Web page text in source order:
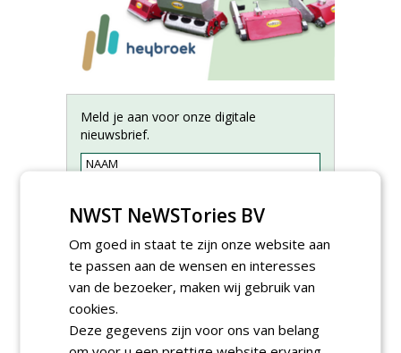
Meld je aan voor onze digitale
nieuwsbrief.
NWST NeWSTories BV
Om goed in staat te zijn onze website aan
te passen aan de wensen en interesses
van de bezoeker, maken wij gebruik van
cookies.
Deze gegevens zijn voor ons van belang